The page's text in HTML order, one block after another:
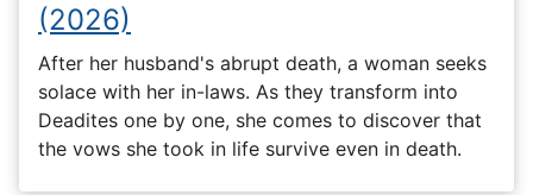
(2026)
After her husband's abrupt death, a woman seeks
solace with her in-laws. As they transform into
Deadites one by one, she comes to discover that
the vows she took in life survive even in death.